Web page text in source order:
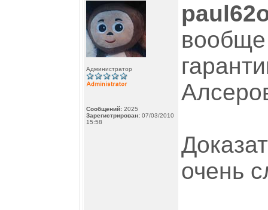
Администратор
Сообщений: 2025
Зарегистрирован: 07/03/2010
15:58
очень